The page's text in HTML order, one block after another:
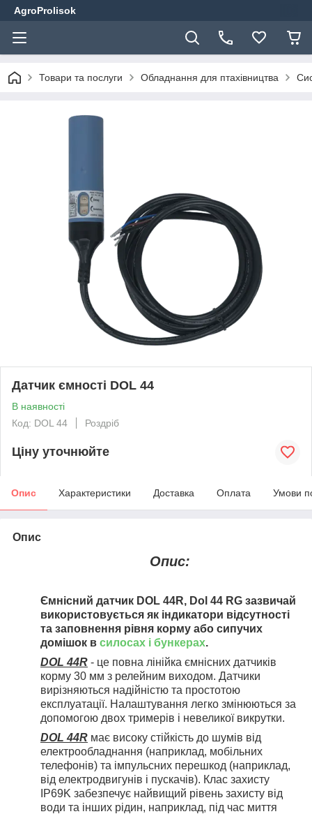
AgroProlisok
Товари та послуги Обладнання для птахівництва
Датчик ємності DOL 44
В наявності
Код: DOL 44
Роздріб
Ціну уточнюйте
Опис Характеристики Доставка Оплата Умови
Опис
Опис:
Ємнісний датчик DOL 44R, Dol 44 RG зазвичай
використовується як індикатори відсутності
та заповнення рівня корму або сипучих
домішок в силосах і бункерах.
DOL 44R - це повна лінійка ємнісних датчиків
корму 30 мм з релейним виходом. Датчики
вирізняються надійністю та простотою
експлуатації. Налаштування легко змінюються за
допомогою двох тримерів і невеликої викрутки.
DOL 44R має високу стійкість до шумів від
електрообладнання (наприклад, мобільних
телефонів) та імпульсних перешкод (наприклад,
від електродвигунів і пускачів). Клас захисту
IP69K забезпечує найвищий рівень захисту від
води та інших рідин, наприклад, під час миття